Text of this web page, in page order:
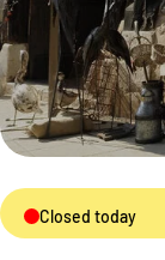
Closed today